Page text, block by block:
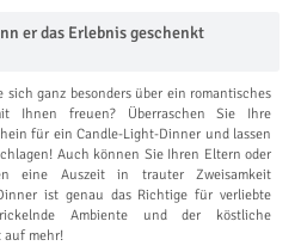
er das Erlebnis geschenkt
sich ganz besonders über ein romantisches
Ihnen freuen? Überraschen Sie Ihre
für ein Candle-Light-Dinner und lassen
Auch können Sie Ihren Eltern oder
eine Auszeit in trauter Zweisamkeit
ist genau das Richtige für verliebte
Ambiente und der köstliche
auf mehr!